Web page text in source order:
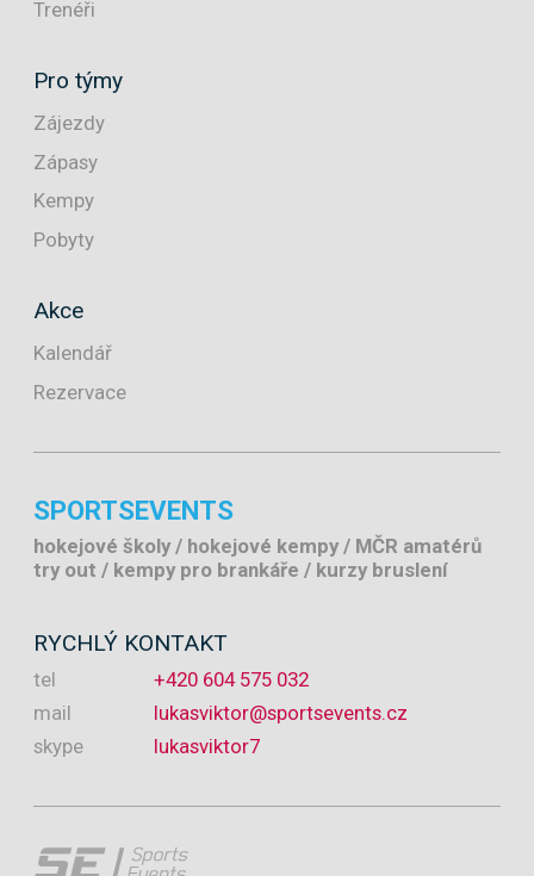
Trenéři
Pro týmy
Zájezdy
Zápasy
Kempy
Pobyty
Akce
Kalendář
Rezervace
SPORTSEVENTS
hokejové školy / hokejové kempy / MČR amatérů
try out / kempy pro brankáře / kurzy bruslení
RYCHLÝ KONTAKT
tel
+420 604 575 032
mail
lukasviktor@sportsevents.cz
skype
lukasviktor7